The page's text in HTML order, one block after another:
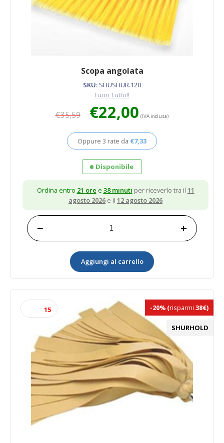
Scopa angolata
SKU: SHUSHUR.120
Fuori Tutto!!
€35,59
prezzo
era:
€35,59.
€22,00 prezzo
è:
€22,00.
(IVA inclusa)
Oppure 3 rate da €7,33
Disponibile
Ordina entro 21 ore e 38 minuti per riceverlo tra il 11
agosto 2026 e il 12 agosto 2026
Scopa
angolata
− +
Aggiungi al carrello
SHURHOLD
-20% (risparmi 38€)
15